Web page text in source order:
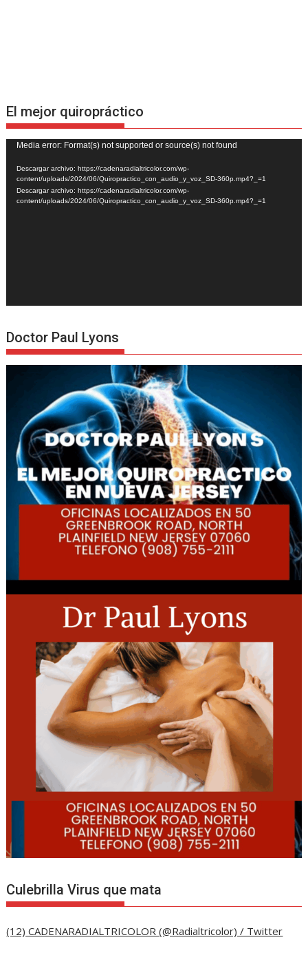
El mejor quiropráctico
Reproductor
de
vídeo
Media error: Format(s) not supported or source(s) not found
Descargar archivo: https://cadenaradialtricolor.com/wp-
content/uploads/2024/06/Quiropractico_con_audio_y_voz_SD-360p.mp4?_=1
Descargar archivo: https://cadenaradialtricolor.com/wp-
content/uploads/2024/06/Quiropractico_con_audio_y_voz_SD-360p.mp4?_=1
Doctor Paul Lyons
Culebrilla Virus que mata
(12) CADENARADIALTRICOLOR (@Radialtricolor) / Twitter